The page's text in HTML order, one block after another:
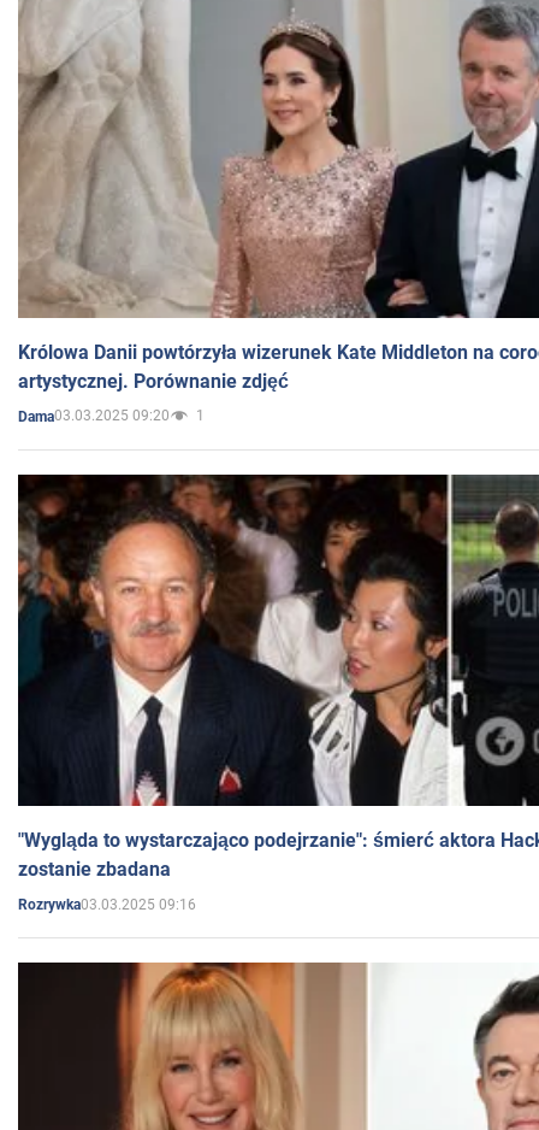
Królowa Danii powtórzyła wizerunek Kate Middleton na
artystycznej. Porównanie zdjęć
Dama03.03.2025 09:20 1
"Wygląda to wystarczająco podejrzanie": śmierć aktora
zostanie zbadana
Rozrywka03.03.2025 09:16